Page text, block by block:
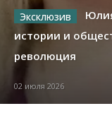
истории и
революция
02 июля 2026